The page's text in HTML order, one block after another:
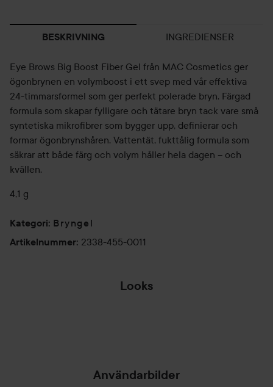
BESKRIVNING INGREDIENSER
Eye Brows Big Boost Fiber Gel från MAC Cosmetics ger
ögonbrynen en volymboost i ett svep med vår effektiva
24-timmarsformel som ger perfekt polerade bryn. Färgad
formula som skapar fylligare och tätare bryn tack vare små
syntetiska mikrofibrer som bygger upp, definierar och
formar ögonbrynshåren. Vattentät, fukttålig formula som
säkrar att både färg och volym håller hela dagen – och
kvällen.
4,1 g
Kategori: Bryngel
Artikelnummer: 2338-455-0011
Looks
Användarbilder